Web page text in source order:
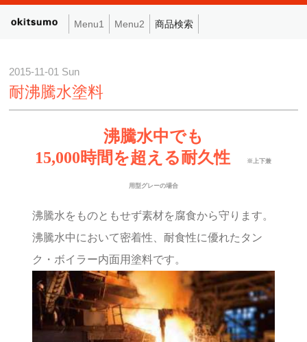
Menu1 Menu2 商品検索
2015-11-01 Sun
耐沸騰水塗料
沸騰水中でも
15,000時間を超える耐久性
※上下兼
用型グレーの場合
沸騰水をものともせず素材を腐食から守ります。
沸騰水中において密着性、耐食性に優れたタン
ク・ボイラー内面用塗料です。